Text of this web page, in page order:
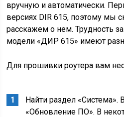
вручную и автоматически.
версиях DIR 615, поэтому мы
расскажем о нем. Трудность
модели «ДИР 615» имеют
Для прошивки роутера вам
Найти раздел «Система».
«Обновление ПО». В